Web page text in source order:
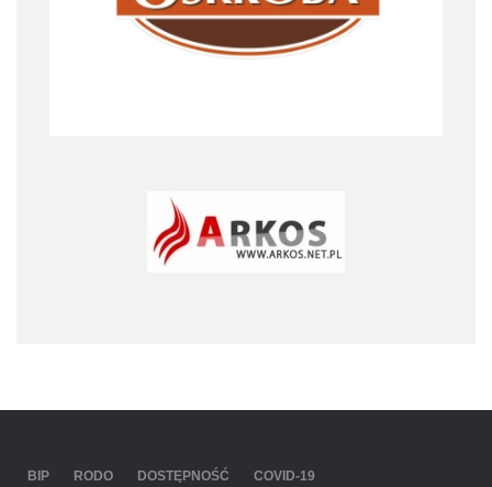
BIP RODO DOSTĘPNOŚĆ COVID-19